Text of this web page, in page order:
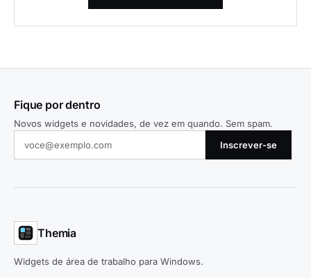
Fique por dentro
Novos widgets e novidades, de vez em quando. Sem spam.
Inscrever-se
Themia
Widgets de área de trabalho para Windows.